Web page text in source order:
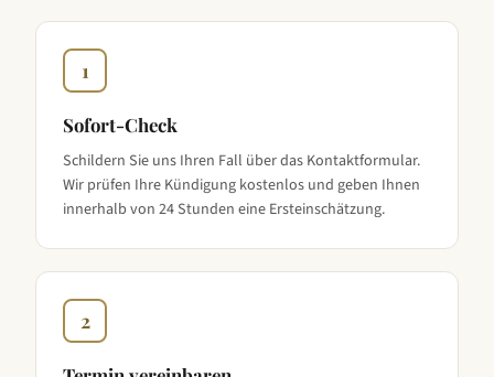
1
Sofort-Check
Schildern Sie uns Ihren Fall über das Kontaktformular.
Wir prüfen Ihre Kündigung kostenlos und geben Ihnen
innerhalb von 24 Stunden eine Ersteinschätzung.
2